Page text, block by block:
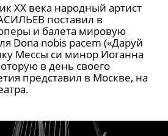
ХХ века народный артист
поставил в
и балета мировую
Dona nobis pacem («Даруй
Мессы си минор Иоганна
в день своего
представил в Москве, на